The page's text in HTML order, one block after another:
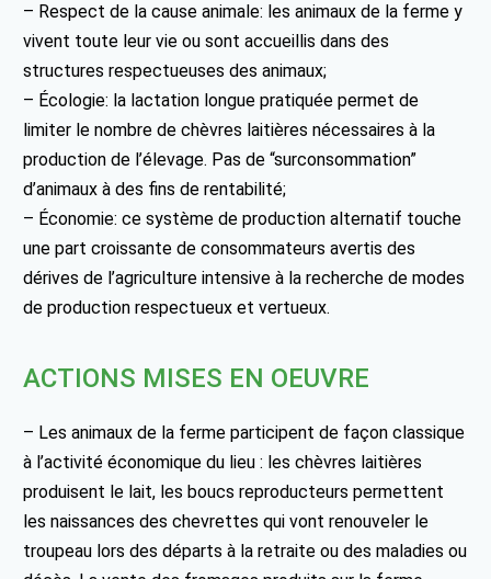
– Respect de la cause animale: les animaux de la ferme y
vivent toute leur vie ou sont accueillis dans des
structures respectueuses des animaux;
– Écologie: la lactation longue pratiquée permet de
limiter le nombre de chèvres laitières nécessaires à la
production de l’élevage. Pas de “surconsommation”
d’animaux à des fins de rentabilité;
– Économie: ce système de production alternatif touche
une part croissante de consommateurs avertis des
dérives de l’agriculture intensive à la recherche de modes
de production respectueux et vertueux.
ACTIONS MISES EN OEUVRE
– Les animaux de la ferme participent de façon classique
à l’activité économique du lieu : les chèvres laitières
produisent le lait, les boucs reproducteurs permettent
les naissances des chevrettes qui vont renouveler le
troupeau lors des départs à la retraite ou des maladies ou